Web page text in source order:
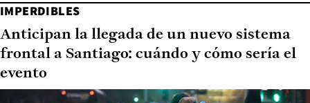
IMPERDIBLES
Anticipan la llegada de un nuevo sistema
frontal a Santiago: cuándo y cómo sería el
evento